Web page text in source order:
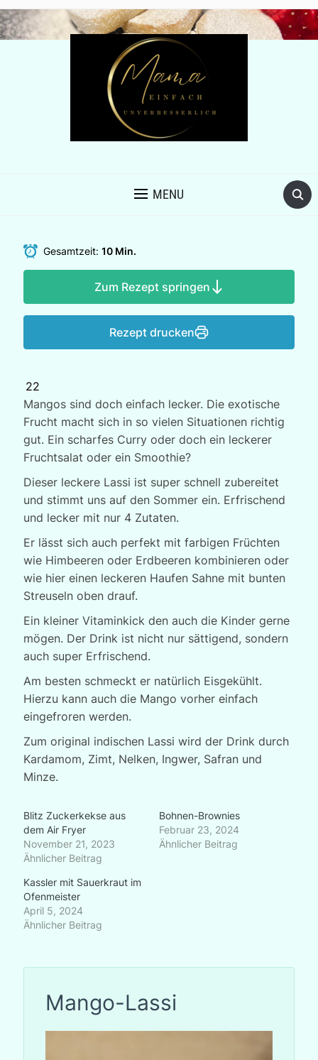
MENU
Gesamtzeit: 10 Min.
Zum Rezept springen
Rezept drucken
22
Mangos sind doch einfach lecker. Die exotische
Frucht macht sich in so vielen Situationen richtig
gut. Ein scharfes Curry oder doch ein leckerer
Fruchtsalat oder ein Smoothie?
Dieser leckere Lassi ist super schnell zubereitet
und stimmt uns auf den Sommer ein. Erfrischend
und lecker mit nur 4 Zutaten.
Er lässt sich auch perfekt mit farbigen Früchten
wie Himbeeren oder Erdbeeren kombinieren oder
wie hier einen leckeren Haufen Sahne mit bunten
Streuseln oben drauf.
Ein kleiner Vitaminkick den auch die Kinder gerne
mögen. Der Drink ist nicht nur sättigend, sondern
auch super Erfrischend.
Am besten schmeckt er natürlich Eisgekühlt.
Hierzu kann auch die Mango vorher einfach
eingefroren werden.
Zum original indischen Lassi wird der Drink durch
Kardamom, Zimt, Nelken, Ingwer, Safran und
Minze.
Blitz Zuckerkekse aus
dem Air Fryer
November 21, 2023
Ähnlicher Beitrag
Bohnen-Brownies
Februar 23, 2024
Ähnlicher Beitrag
Kassler mit Sauerkraut im
Ofenmeister
April 5, 2024
Ähnlicher Beitrag
Mango-Lassi